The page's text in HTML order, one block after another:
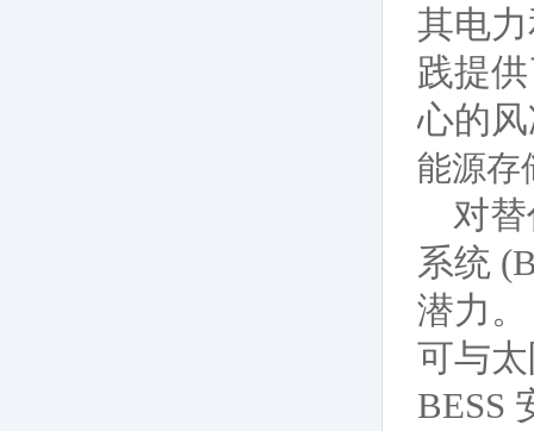
其电
践提
心的
能源存
对
系统
潜力
可与
BESS